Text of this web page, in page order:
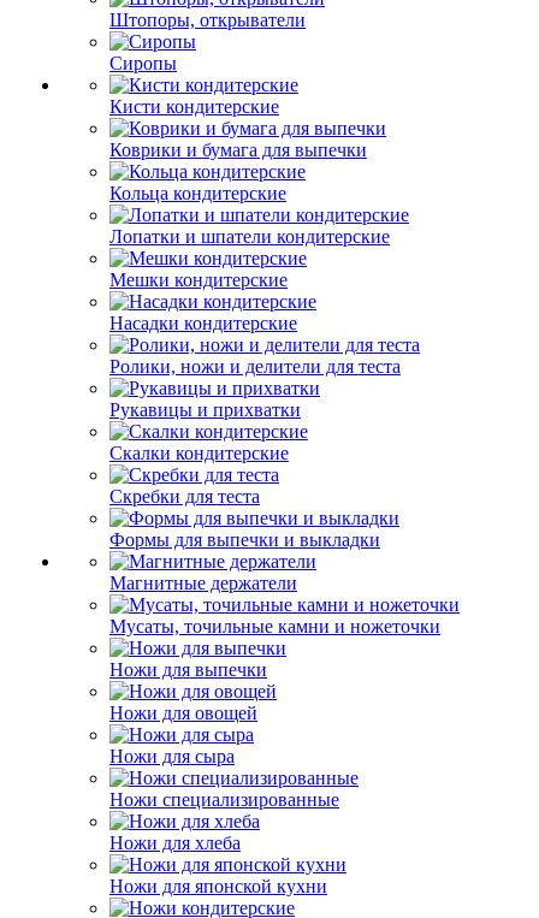
Штопоры, открыватели
Сиропы
Кисти кондитерские
Коврики и бумага для выпечки
Кольца кондитерские
Лопатки и шпатели кондитерские
Мешки кондитерские
Насадки кондитерские
Ролики, ножи и делители для теста
Рукавицы и прихватки
Скалки кондитерские
Скребки для теста
Формы для выпечки и выкладки
Магнитные держатели
Мусаты, точильные камни и ножеточки
Ножи для выпечки
Ножи для овощей
Ножи для сыра
Ножи специализированные
Ножи для хлеба
Ножи для японской кухни